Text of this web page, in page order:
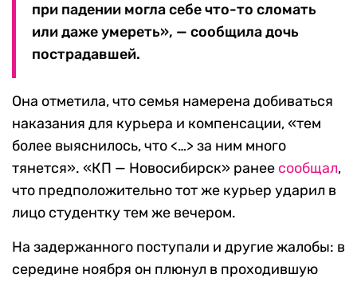
при падении могла себе что-то сломать
или даже умереть», — сообщила дочь
пострадавшей.
Она отметила, что семья намерена добиваться
наказания для курьера и компенсации, «тем
более выяснилось, что <…> за ним много
тянется». «КП — Новосибирск» ранее сообщал,
что предположительно тот же курьер ударил в
лицо студентку тем же вечером.
На задержанного поступали и другие жалобы: в
середине ноября он плюнул в проходившую